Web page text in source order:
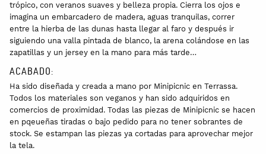
trópico, con veranos suaves y belleza propia. Cierra los ojos e
imagina un embarcadero de madera, aguas tranquilas, correr
entre la hierba de las dunas hasta llegar al faro y después ir
siguiendo una valla pintada de blanco, la arena colándose en las
zapatillas y un jersey en la mano para más tarde…
ACABADO:
Ha sido diseñada y creada a mano por Minipicnic en Terrassa.
Todos los materiales son veganos y han sido adquiridos en
comercios de proximidad. Todas las piezas de Minipicnic se hacen
en pqeueñas tiradas o bajo pedido para no tener sobrantes de
stock. Se estampan las piezas ya cortadas para aprovechar mejor
la tela.